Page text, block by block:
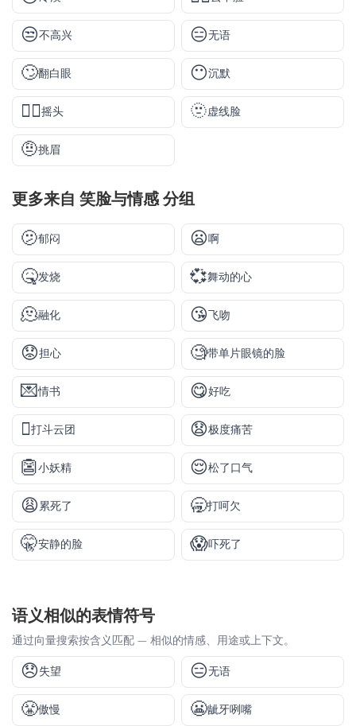
😒不高兴 😑无语
🙄翻白眼 😶沉默
🙂‍↔️摇头 🫥虚线脸
🤨挑眉
更多来自 笑脸与情感分组
🫤郁闷 😦啊
🤒发烧 💞舞动的心
🫠融化 😘飞吻
😟担心 🧐带单片眼镜的脸
💌情书 😋好吃
🫯打斗云团 😧极度痛苦
👺小妖精 😌松了口气
😩 累死了 🥱打呵欠
🤫安静的脸 😱吓死了
语义相似的表情符号
通过向量搜索按含义匹配 — 相似的情感、用途或上下文。
😞失望 😑无语
😤傲慢 😬龇牙咧嘴